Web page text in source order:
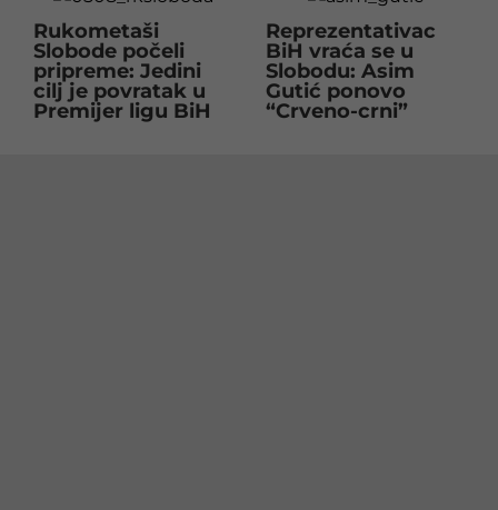
Rukometaši
Slobode počeli
pripreme: Jedini
cilj je povratak u
Premijer ligu BiH
Reprezentativac
BiH vraća se u
Slobodu: Asim
Gutić ponovo
“Crveno-crni”